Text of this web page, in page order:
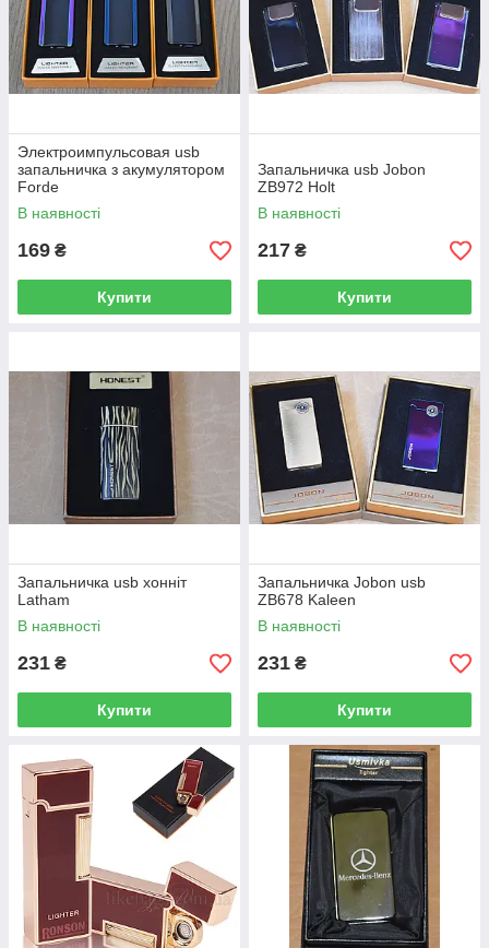
Электроимпульсовая usb
запальничка з акумулятором
Forde
В наявності
169 ₴
Купити
Запальничка usb Jobon
ZB972 Holt
В наявності
217 ₴
Купити
Запальничка usb хонніт
Latham
В наявності
231 ₴
Купити
Запальничка Jobon usb
ZB678 Kaleen
В наявності
231 ₴
Купити